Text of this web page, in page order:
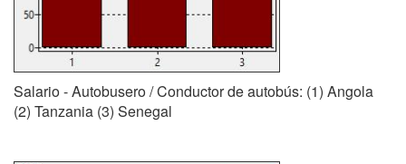
Salario - Autobusero / Conductor de autobús: (1) Angola
(2) Tanzania (3) Senegal